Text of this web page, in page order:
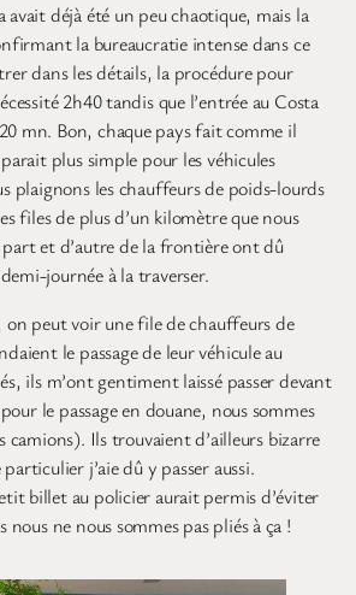
avait déjà été un peu chaotique, mais la
la bureaucratie intense dans ce
dans les détails, la procédure pour
2h40 tandis que l’entrée au Costa
mn. Bon, chaque pays fait comme il
plus simple pour les véhicules
plaignons les chauffeurs de poids-lourds
files de plus d’un kilomètre que nous
part et d’autre de la frontière ont dû
journée à la traverser.
peut voir une file de chauffeurs de
le passage de leur véhicule au
ils m’ont gentiment laissé passer devant
le passage en douane, nous sommes
camions). Ils trouvaient d’ailleurs bizarre
j’aie dû y passer aussi.
billet au policier aurait permis d’éviter
nous ne nous sommes pas pliés à ça !